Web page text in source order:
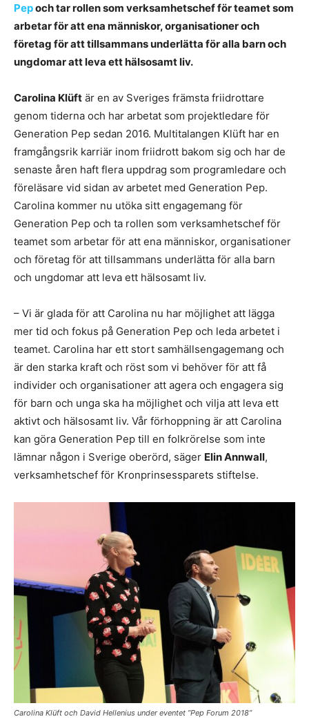
Pepoch tar rollen som verksamhetschef för teamet som
arbetar för att ena människor, organisationer och
företag för att tillsammans underlätta för alla barn och
ungdomar att leva ett hälsosamt liv.
Carolina Klüft är en av Sveriges främsta friidrottare
genom tiderna och har arbetat som projektledare för
Generation Pep sedan 2016. Multitalangen Klüft har en
framgångsrik karriär inom friidrott bakom sig och har de
senaste åren haft flera uppdrag som programledare och
föreläsare vid sidan av arbetet med Generation Pep.
Carolina kommer nu utöka sitt engagemang för
Generation Pep och ta rollen som verksamhetschef för
teamet som arbetar för att ena människor, organisationer
och företag för att tillsammans underlätta för alla barn
och ungdomar att leva ett hälsosamt liv.
– Vi är glada för att Carolina nu har möjlighet att lägga
mer tid och fokus på Generation Pep och leda arbetet i
teamet. Carolina har ett stort samhällsengagemang och
är den starka kraft och röst som vi behöver för att få
individer och organisationer att agera och engagera sig
för barn och unga ska ha möjlighet och vilja att leva ett
aktivt och hälsosamt liv. Vår förhoppning är att Carolina
kan göra Generation Pep till en folkrörelse som inte
lämnar någon i Sverige oberörd, säger Elin Annwall,
verksamhetschef för Kronprinsessparets stiftelse.
Carolina Klüft och David Hellenius under eventet ”Pep Forum 2018”